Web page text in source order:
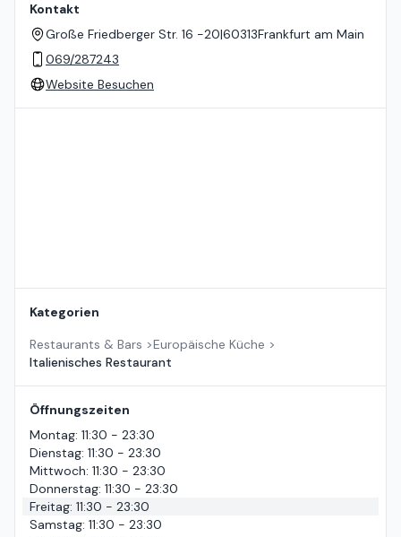
Kontakt
Große Friedberger Str. 16 -20|60313Frankfurt am Main
069/287243
Website Besuchen
Kategorien
Restaurants & Bars >Europäische Küche >
Italienisches Restaurant
Öffnungszeiten
Montag: 11:30 - 23:30
Dienstag: 11:30 - 23:30
Mittwoch: 11:30 - 23:30
Donnerstag: 11:30 - 23:30
Freitag: 11:30 - 23:30
Samstag: 11:30 - 23:30